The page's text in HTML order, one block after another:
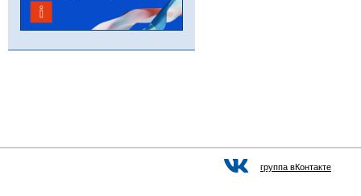
группа вКонтакте